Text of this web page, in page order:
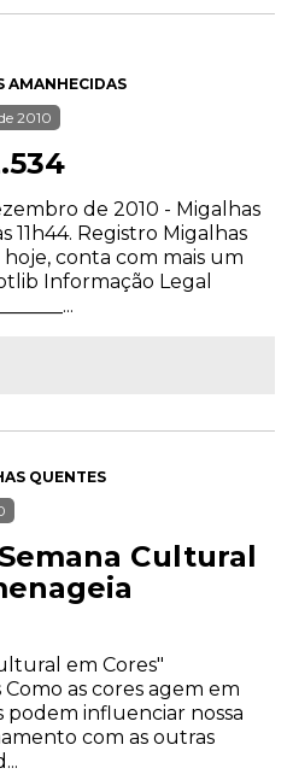
AMANHECIDAS
2010
de 2010 - Migalhas
11h44. Registro Migalhas
conta com mais um
Informação Legal
QUENTES
Cultural
em Cores"
as cores agem em
podem influenciar nossa
com as outras